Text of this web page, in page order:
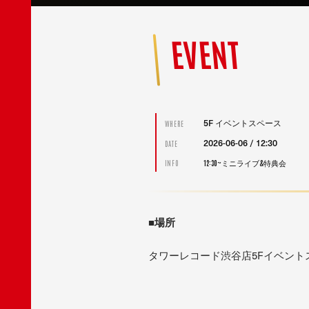
EVENT
WHERE 5F イベントスペース
DATE 2026-06-06 / 12:30
INFO 12:30~ミニライブ&特典会
■場所
タワーレコード渋谷店5Fイベント